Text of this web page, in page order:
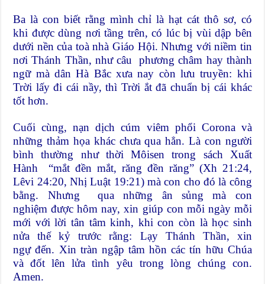
Ba là con biết rằng mình chỉ là hạt cát thô sơ, có
khi được dùng nơi tầng trên, có lúc bị vùi dập bên
dưới nền của toà nhà Giáo Hội. Nhưng với niềm tin
nơi Thánh Thần, như câu phương châm hay thành
ngữ mà dân Hà Bắc xưa nay còn lưu truyền: khi
Trời lấy đi cái nầy, thì Trời ắt đã chuẩn bị cái khác
tốt hơn.
Cuối cùng, nạn dịch cúm viêm phổi Corona và
những thảm họa khác chưa qua hẳn. Là con người
bình thường như thời Môisen trong sách Xuất
Hành “mắt đền mắt, răng đền răng” (Xh 21:24,
Lêvi 24:20, Nhị Luật 19:21) mà con cho đó là công
bằng. Nhưng qua những ân sủng mà con
nghiệm được hôm nay, xin giúp con mỗi ngày mỗi
mới với lời tân tâm kinh, khi con còn là học sinh
nửa thế kỷ trước rằng: Lạy Thánh Thần, xin
ngự đến. Xin tràn ngập tâm hồn các tín hữu Chúa
và đốt lên lửa tình yêu trong lòng chúng con.
Amen.